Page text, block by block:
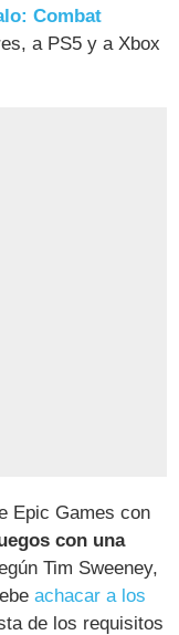
Combat
a PS5 y a Xbox
Epic Games con
con una
Tim Sweeney,
achacar a los
de los requisitos